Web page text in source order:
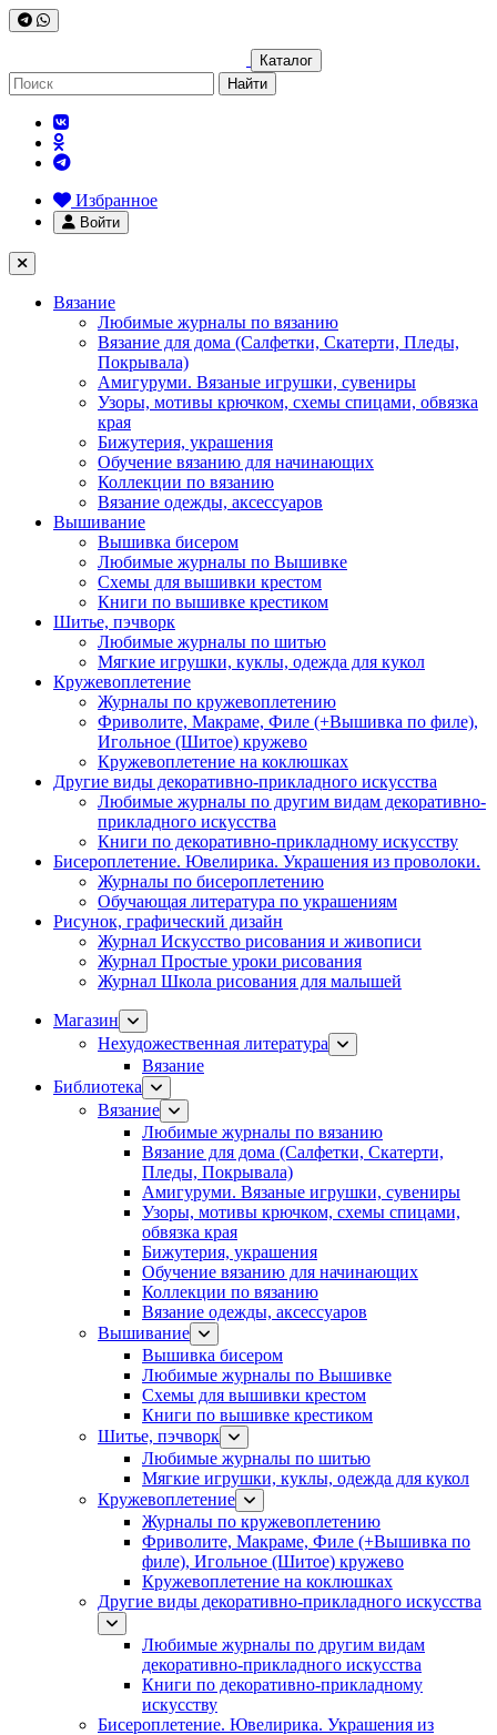
Каталог
Найти
Избранное
Войти
Вязание
Любимые журналы по вязанию
Вязание для дома (Салфетки, Скатерти, Пледы,
Покрывала)
Амигуруми. Вязаные игрушки, сувениры
Узоры, мотивы крючком, схемы спицами, обвязка
края
Бижутерия, украшения
Обучение вязанию для начинающих
Коллекции по вязанию
Вязание одежды, аксессуаров
Вышивание
Вышивка бисером
Любимые журналы по Вышивке
Схемы для вышивки крестом
Книги по вышивке крестиком
Шитье, пэчворк
Любимые журналы по шитью
Мягкие игрушки, куклы, одежда для кукол
Кружевоплетение
Журналы по кружевоплетению
Фриволите, Макраме, Филе (+Вышивка по филе),
Игольное (Шитое) кружево
Кружевоплетение на коклюшках
Другие виды декоративно-прикладного искусства
Любимые журналы по другим видам декоративно-
прикладного искусства
Книги по декоративно-прикладному искусству
Бисероплетение. Ювелирика. Украшения из проволоки.
Журналы по бисероплетению
Обучающая литература по украшениям
Рисунок, графический дизайн
Журнал Искусство рисования и живописи
Журнал Простые уроки рисования
Журнал Школа рисования для малышей
Магазин
Нехудожественная литература
Вязание
Библиотека
Вязание
Любимые журналы по вязанию
Вязание для дома (Салфетки, Скатерти,
Пледы, Покрывала)
Амигуруми. Вязаные игрушки, сувениры
Узоры, мотивы крючком, схемы спицами,
обвязка края
Бижутерия, украшения
Обучение вязанию для начинающих
Коллекции по вязанию
Вязание одежды, аксессуаров
Вышивание
Вышивка бисером
Любимые журналы по Вышивке
Схемы для вышивки крестом
Книги по вышивке крестиком
Шитье, пэчворк
Любимые журналы по шитью
Мягкие игрушки, куклы, одежда для кукол
Кружевоплетение
Журналы по кружевоплетению
Фриволите, Макраме, Филе (+Вышивка по
филе), Игольное (Шитое) кружево
Кружевоплетение на коклюшках
Другие виды декоративно-прикладного искусства
Любимые журналы по другим видам
декоративно-прикладного искусства
Книги по декоративно-прикладному
искусству
Бисероплетение. Ювелирика. Украшения из